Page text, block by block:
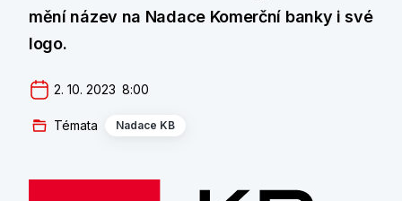
mění název na Nadace Komerční banky i své
logo.
2. 10. 2023  8:00
Témata Nadace KB